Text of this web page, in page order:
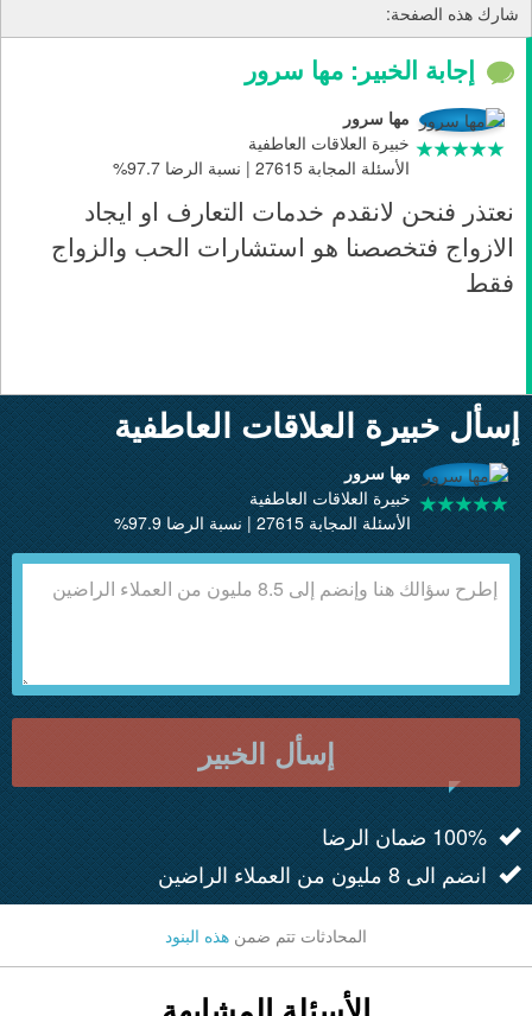
شارك هذه الصفحة:
إجابة الخبير: مها سرور
مها سرور
خبيرة العلاقات العاطفية
الأسئلة المجابة 27615 | نسبة الرضا 97.7%
نعتذر فنحن لانقدم خدمات التعارف او ايجاد
الازواج فتخصصنا هو استشارات الحب والزواج
فقط
إسأل خبيرة العلاقات العاطفية
مها سرور
خبيرة العلاقات العاطفية
الأسئلة المجابة 27615 | نسبة الرضا 97.9%
إسأل الخبير
100% ضمان الرضا
انضم الى 8 مليون من العملاء الراضين
المحادثات تتم ضمن هذه البنود